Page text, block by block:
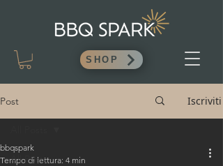
SHOP
Post Iscriviti
All Posts
bbqspark
Tempo di lettura: 4 min